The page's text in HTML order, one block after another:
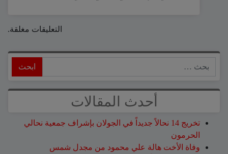
التعليقات مغلقة.
أحدث المقالات
تخريج 14 نحالاً جديداً في الجولان بإشراف جمعية نحالي
الحرمون
وفاة الأخت هالة علي محمود من مجدل شمس